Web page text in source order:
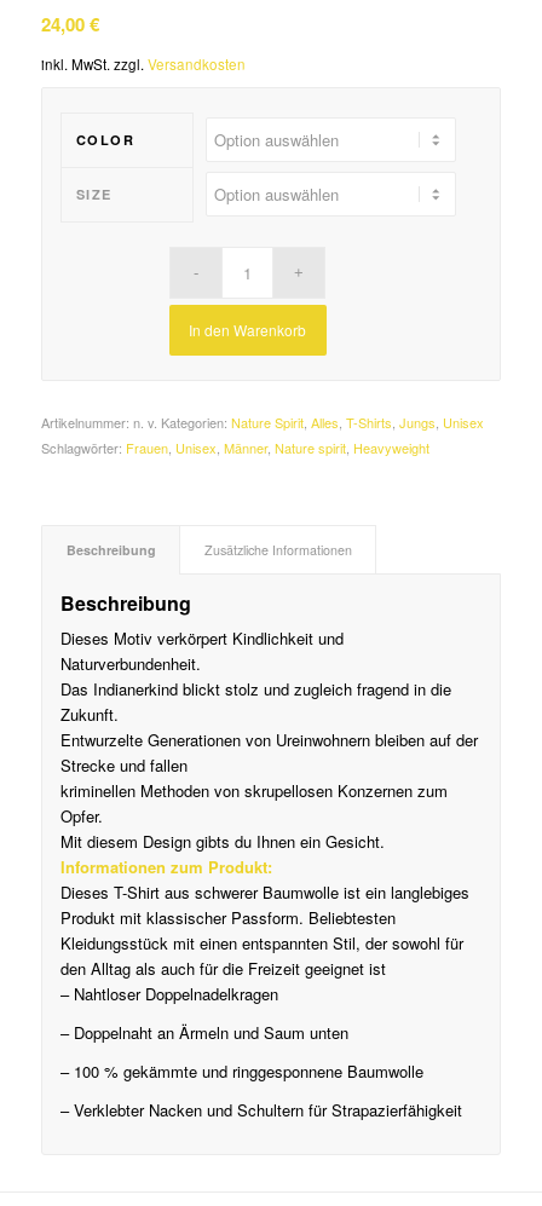
24,00€
inkl. MwSt. zzgl. Versandkosten
COLOR
SIZE
In den Warenkorb
Artikelnummer: n. v. Kategorien: Nature Spirit, Alles T-Shirts Jungs Unisex
Schlagwörter: Frauen, Unisex Männer, Nature spirit, Heavyweight
Beschreibung Zusätzliche Informationen
Beschreibung
Dieses Motiv verkörpert Kindlichkeit und
Naturverbundenheit.
Das Indianerkind blickt stolz und zugleich fragend in die
Zukunft.
Entwurzelte Generationen von Ureinwohnern bleiben auf der
Strecke und fallen
kriminellen Methoden von skrupellosen Konzernen zum
Opfer.
Mit diesem Design gibts du Ihnen ein Gesicht.
Informationen zum Produkt:
Dieses T-Shirt aus schwerer Baumwolle ist ein langlebiges
Produkt mit klassischer Passform. Beliebtesten
Kleidungsstück mit einen entspannten Stil, der sowohl für
den Alltag als auch für die Freizeit geeignet ist
– Nahtloser Doppelnadelkragen
– Doppelnaht an Ärmeln und Saum unten
– 100 % gekämmte und ringgesponnene Baumwolle
– Verklebter Nacken und Schultern für Strapazierfähigkeit